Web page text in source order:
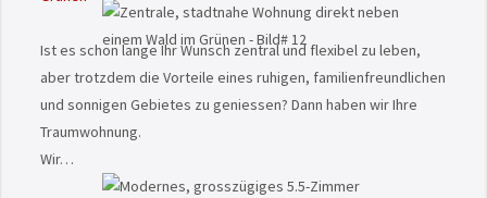
Ist es schon lange Ihr Wunsch zentral und flexibel zu leben,
aber trotzdem die Vorteile eines ruhigen, familienfreundlichen
und sonnigen Gebietes zu geniessen? Dann haben wir Ihre
Traumwohnung.
Wir…